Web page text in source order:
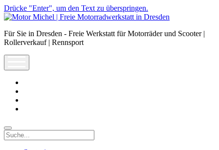
Drücke "Enter", um den Text zu überspringen.
Motor
|
Freie
Dresden
Für Sie in Dresden - Freie Werkstatt für Motorräder und Scooter |
Rollerverkauf | Rennsport
Suche